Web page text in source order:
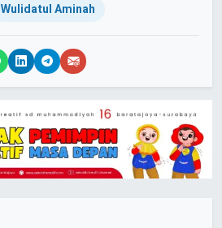
Wulidatul Aminah